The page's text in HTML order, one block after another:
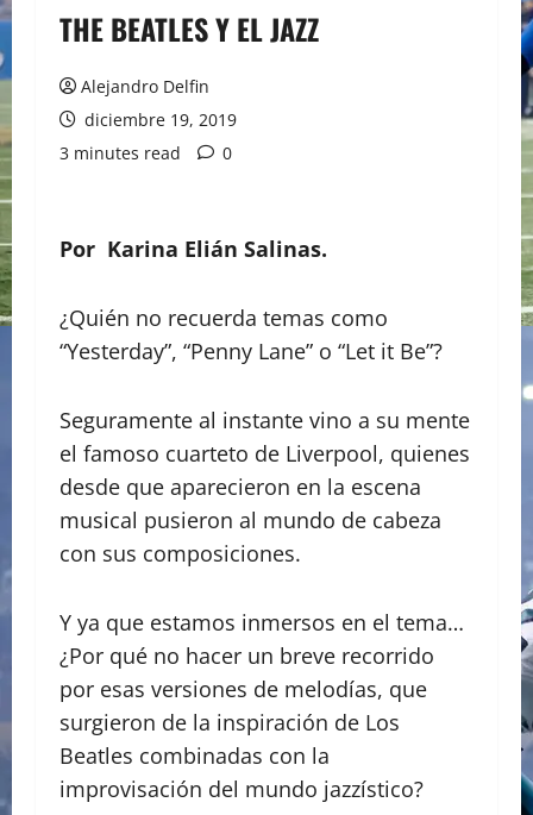
THE BEATLES Y EL JAZZ
Alejandro Delfin
diciembre 19, 2019
3 minutes read
0
Por Karina Elián Salinas.
¿Quién no recuerda temas como
“Yesterday”, “Penny Lane” o “Let it Be”?
Seguramente al instante vino a su mente
el famoso cuarteto de Liverpool, quienes
desde que aparecieron en la escena
musical pusieron al mundo de cabeza
con sus composiciones.
Y ya que estamos inmersos en el tema…
¿Por qué no hacer un breve recorrido
por esas versiones de melodías, que
surgieron de la inspiración de Los
Beatles combinadas con la
improvisación del mundo jazzístico?